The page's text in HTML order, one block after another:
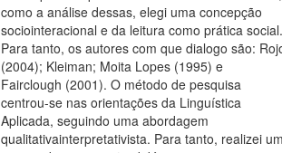
como a análise dessas, elegi uma concepção
sociointeracional e da leitura como prática social.
Para tanto, os autores com que dialogo são:
(2004); Kleiman; Moita Lopes (1995) e
Fairclough (2001). O método de pesquisa
centrou-se nas orientações da Linguística
Aplicada, seguindo uma abordagem
qualitativainterpretativista. Para tanto, realizei